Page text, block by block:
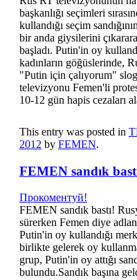
başkanlığı seçimleri
kullandığı seçim
bir anda giysilerini
başladı. Putin'in oy
kadınların göğüslerinde,
"Putin için çalıyorum"
televizyonu Femen'li
10-12 gün hapis cezaları
This entry was posted in
2012 by FEMEN.
FEMEN sandık
Прокоментуй!
FEMEN sandık bastı!
sürerken Femen diye
Putin'in oy kullandığı
birlikte gelerek oy
grup, Putin'in oy attığı
bulundu.Sandık başına